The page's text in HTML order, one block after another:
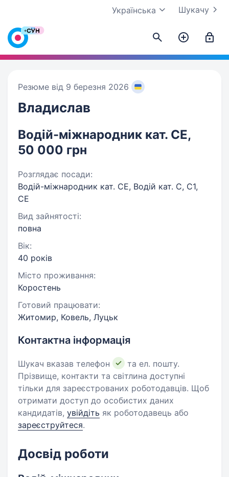
Шукачу
Українська
Резюме від 9 березня 2026
Владислав
Водій-міжнародник кат. СЕ,
50 000 грн
Розглядає посади:
Водій-міжнародник кат. СЕ, Водій кат. С, С1,
СЕ
Вид зайнятості:
повна
Вік:
40 років
Місто проживання:
Коростень
Готовий працювати:
Житомир, Ковель, Луцьк
Контактна інформація
Шукач вказав телефон
та ел. пошту.
Прізвище, контакти та світлина доступні
тільки для зареєстрованих роботодавців. Щоб
отримати доступ до особистих даних
кандидатів, увійдіть як роботодавець або
зареєструйтеся.
Досвід роботи